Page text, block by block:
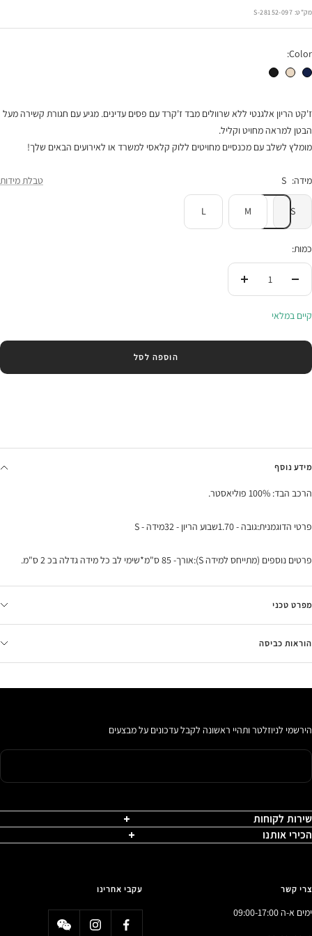
בהנחה
מק"ט: 28152-097-S
Color:
ז'קט הריון בראדלי נייבי ז'קט הריון בראדלי טבעיז'קט הריון בראדלי שחור
ז'קט הריון אלגנטי ללא שרוולים מבד ז'קרד עם פסים עדינים. מגיע עם חגורת קשירה מעל
הבטן למראה מחויט וקליל.
מומלץ לשלב עם מכנסיים מחויטים ללוק קלאסי למשרד או לאירועים הבאים שלך!
מידה: S טבלת מידות
S
M
L
כמות:
העלי
קיים במלאי
הוספה לסל
מידע נוסף
הרכב הבד: 100% פוליאסטר.
פרטי הדוגמנית:גובה - 1.70שבוע הריון - 32מידה - S
פרטים נוספים (מתייחס למידה S):אורך- 85 ס"מ*שימי לב כל מידה גדלה בכ 2 ס"מ.
מפרט טכני
הוראות כביסה
הירשמי לניוזלטר ותהיי ראשונה לקבל עדכונים על מבצעים
שירות לקוחות
הכירי אותנו
צרי קשר
ימים א-ה 09:00-17:00
עקבי אחרינו